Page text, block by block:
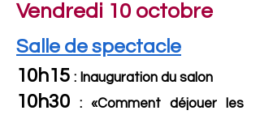
Vendredi 10 octobre
Salle de spectacle
10h15 : Inauguration du salon
10h30
: «Comment déjouer les